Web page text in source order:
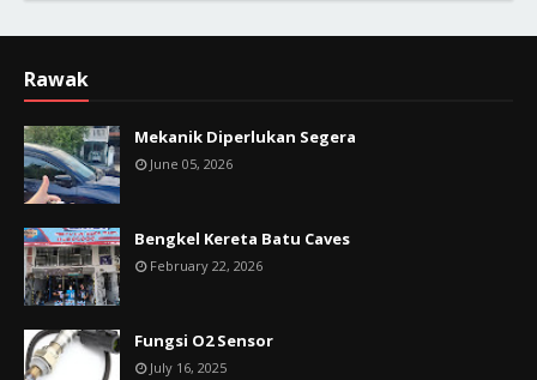
Rawak
Mekanik Diperlukan Segera
June 05, 2026
Bengkel Kereta Batu Caves
February 22, 2026
Fungsi O2 Sensor
July 16, 2025